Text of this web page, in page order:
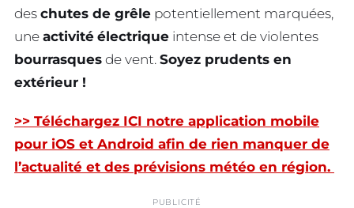
des chutes de grêle potentiellement marquées,
une activité électrique intense et de violentes
bourrasques de vent. Soyez prudents en
extérieur !
>> Téléchargez ICI notre application mobile
pour iOS et Android afin de rien manquer de
l’actualité et des prévisions météo en région.
PUBLICITÉ